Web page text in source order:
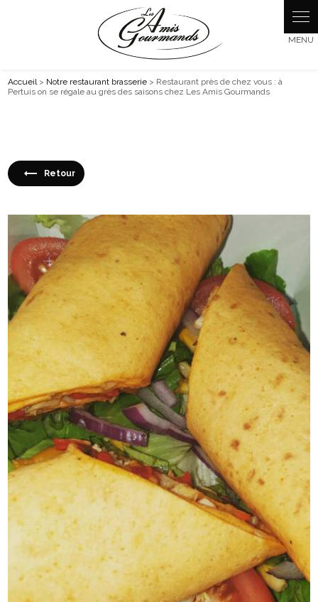
Accueil> Notre restaurant brasserie > Restaurant près de chez vous : à
Pertuis on se régale au grès des saisons chez Les Amis Gourmands
Retour
Panneau de gestion des cookies